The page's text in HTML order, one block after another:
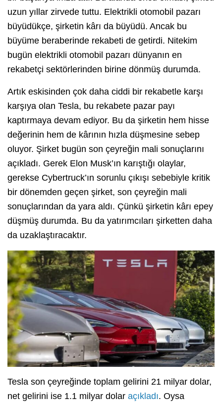
uzun yıllar zirvede tuttu. Elektrikli otomobil pazarı
büyüdükçe, şirketin kârı da büyüdü. Ancak bu
büyüme beraberinde rekabeti de getirdi. Nitekim
bugün elektrikli otomobil pazarı dünyanın en
rekabetçi sektörlerinden birine dönmüş durumda.
Artık eskisinden çok daha ciddi bir rekabetle karşı
karşıya olan Tesla, bu rekabete pazar payı
kaptırmaya devam ediyor. Bu da şirketin hem hisse
değerinin hem de kârının hızla düşmesine sebep
oluyor. Şirket bugün son çeyreğin mali sonuçlarını
açıkladı. Gerek Elon Musk’ın karıştığı olaylar,
gerekse Cybertruck’ın sorunlu çıkışı sebebiyle kritik
bir dönemden geçen şirket, son çeyreğin mali
sonuçlarından da yara aldı. Çünkü şirketin kârı epey
düşmüş durumda. Bu da yatırımcıları şirketten daha
da uzaklaştıracaktır.
Tesla son çeyreğinde toplam gelirini 21 milyar dolar,
net gelirini ise 1.1 milyar dolar açıkladı. Oysa